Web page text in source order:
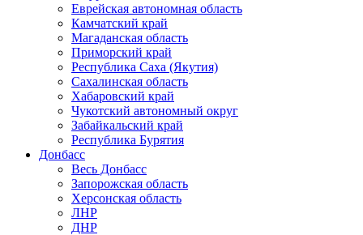
Еврейская автономная область
Камчатский край
Магаданская область
Приморский край
Республика Саха (Якутия)
Сахалинская область
Хабаровский край
Чукотский автономный округ
Забайкальский край
Республика Бурятия
Донбасс
Весь Донбасс
Запорожская область
Херсонская область
ЛНР
ДНР